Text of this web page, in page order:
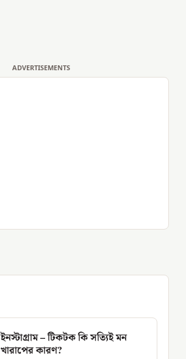
ADVERTISEMENTS
ইনস্টাগ্রাম – টিকটক কি সত্যিই মন
খারাপের কারণ?